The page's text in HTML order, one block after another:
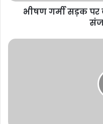
भीषण गर्मी सड़क